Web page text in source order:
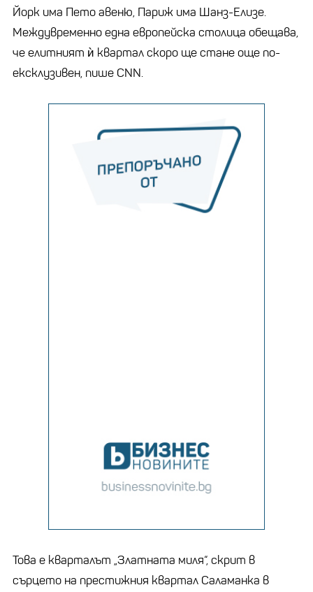
Йорк има Пето авеню, Париж има Шанз-Елизе.
Междувременно една европейска столица обещава,
че елитният ѝ квартал скоро ще стане още по-
ексклузивен, пише CNN.
Това е кварталът „Златната миля“, скрит в
сърцето на престижния квартал Саламанка в